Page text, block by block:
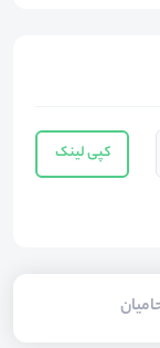
کپی لینک